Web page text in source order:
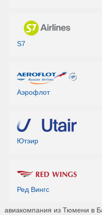
S7
Аэрофлот
Ютэир
Ред Вингс
авиакомпания из Тюмени в